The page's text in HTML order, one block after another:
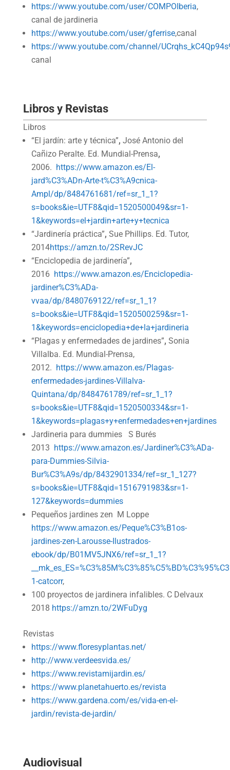
https://www.youtube.com/user/COMPOIberia,
canal de jardineria
https://www.youtube.com/user/gferrise,canal
https://www.youtube.com/channel/
canal
Libros y Revistas
Libros
“El jardín: arte y técnica”, José Antonio del
Cañizo Peralte. Ed. Mundial-Prensa,
2006. https://www.amazon.es/El-
jard%C3%ADn-Arte-t%C3%A9cnica-
Ampl/dp/8484761681/ref=sr_1_1?
s=books&ie=UTF8&qid=1520500049&sr=1-
1&keywords=el+jardin+arte+y+tecnica
“Jardinería práctica”, Sue Phillips. Ed. Tutor,
2014https://amzn.to/2SRevJC
“Enciclopedia de jardinería”,
2016 https://www.amazon.es/Enciclopedia-
jardiner%C3%ADa-
vvaa/dp/8480769122/ref=sr_1_1?
s=books&ie=UTF8&qid=1520500259&sr=1-
1&keywords=enciclopedia+de+la+jardineria
“Plagas y enfermedades de jardines”, Sonia
Villalba. Ed. Mundial-Prensa,
2012. https://www.amazon.es/Plagas-
enfermedades-jardines-Villalva-
Quintana/dp/8484761789/ref=sr_1_1?
s=books&ie=UTF8&qid=1520500334&sr=1-
1&keywords=plagas+y+enfermedades+en+jardines
Jardineria para dummies S Burés
2013 https://www.amazon.es/Jardiner%C3%ADa-
para-Dummies-Silvia-
Bur%C3%A9s/dp/8432901334/ref=sr_1_127?
s=books&ie=UTF8&qid=1516791983&sr=1-
127&keywords=dummies
Pequeños jardines zen M Loppe
https://www.amazon.es/Peque%C3%B1os-
jardines-zen-Larousse-Ilustrados-
ebook/dp/B01MV5JNX6/ref=sr_1_1?
1-catcorr,
100 proyectos de jardinera infalibles. C Delvaux
2018 https://amzn.to/2WFuDyg
Revistas
https://www.floresyplantas.net/
http://www.verdeesvida.es/
https://www.revistamijardin.es/
https://www.planetahuerto.es/revista
https://www.gardena.com/es/vida-en-el-
jardin/revista-de-jardin/
Audiovisual